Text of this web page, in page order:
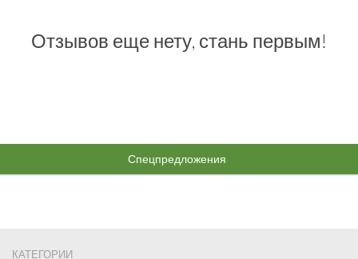
Отзывов еще нету, стань первым!
Спецпредложения
КАТЕГОРИИ